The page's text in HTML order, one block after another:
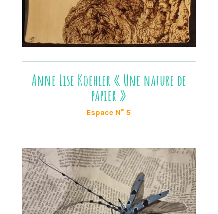
Anne Lise Koehler « Une nature de
papier »
Espace N° 5